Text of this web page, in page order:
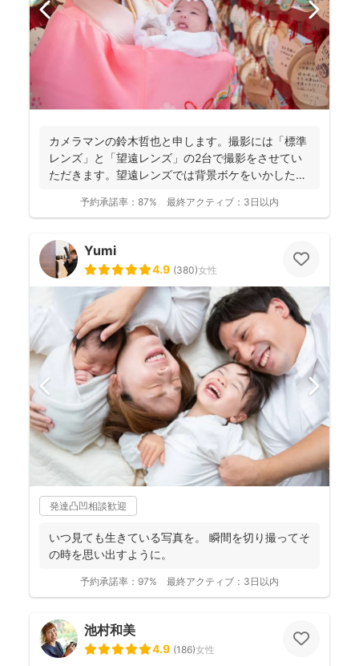
カメラマンの鈴木哲也と申します。撮影には「標準
レンズ」と「望遠レンズ」の2台で撮影をさせてい
ただきます。望遠レンズでは背景ボケをいかしたお
予約承諾率： 87% 最終アクティブ： 3日以内
Yumi
4.9 (380)女性
発達凸凹相談歓迎
いつ見ても生きている写真を。 瞬間を切り撮ってそ
の時を思い出すように。
予約承諾率： 97% 最終アクティブ： 3日以内
池村和美
4.9 (186)女性